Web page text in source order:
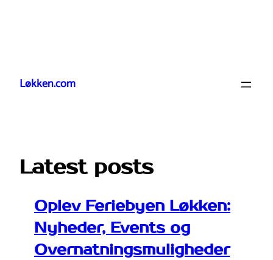
indhold
Løkken.com
Latest posts
Oplev Feriebyen Løkken:
Nyheder, Events og
Overnatningsmuligheder